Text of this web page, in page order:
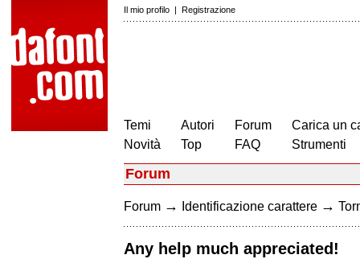
Il mio profilo | Registrazione
Temi
Novità
Autori
Top
Forum
FAQ
Carica un
Strumenti
Forum
Forum → Identificazione carattere →
Any help much appreciated!